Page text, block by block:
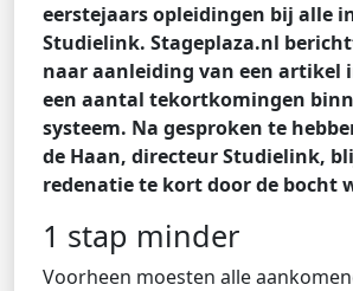
eerstejaars opleidingen bij alle
Studielink. Stageplaza.nl
naar aanleiding van een artikel
een aantal tekortkomingen
systeem. Na gesproken te
de Haan, directeur Studielink,
redenatie te kort door de bocht
1 stap minder
Voorheen moesten alle